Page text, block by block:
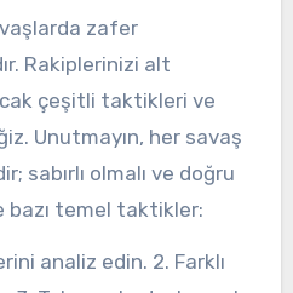
zafer
Rakiplerinizi alt
çeşitli taktikleri ve
Unutmayın, her savaş
sabırlı olmalı ve doğru
bazı temel taktikler:
analiz edin. 2. Farklı